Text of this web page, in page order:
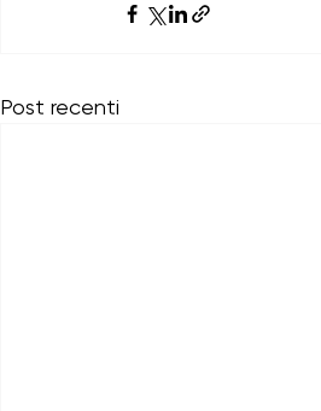
Post recenti